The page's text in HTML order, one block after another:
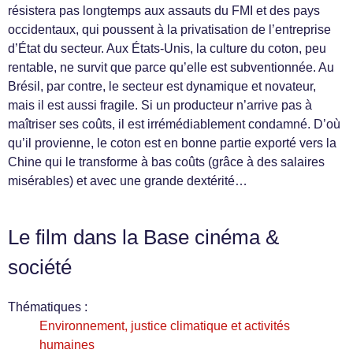
résistera pas longtemps aux assauts du FMI et des pays
occidentaux, qui poussent à la privatisation de l’entreprise
d’État du secteur. Aux États-Unis, la culture du coton, peu
rentable, ne survit que parce qu’elle est subventionnée. Au
Brésil, par contre, le secteur est dynamique et novateur,
mais il est aussi fragile. Si un producteur n’arrive pas à
maîtriser ses coûts, il est irrémédiablement condamné. D’où
qu’il provienne, le coton est en bonne partie exporté vers la
Chine qui le transforme à bas coûts (grâce à des salaires
misérables) et avec une grande dextérité…
Le film dans la Base cinéma &
société
Thématiques :
Environnement, justice climatique et activités
humaines